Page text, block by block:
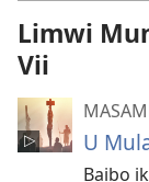
Limwi
Vii
U
Baibo